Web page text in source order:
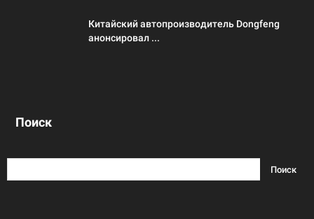
Китайский автопроизводитель Dongfeng
анонсировал ...
Поиск